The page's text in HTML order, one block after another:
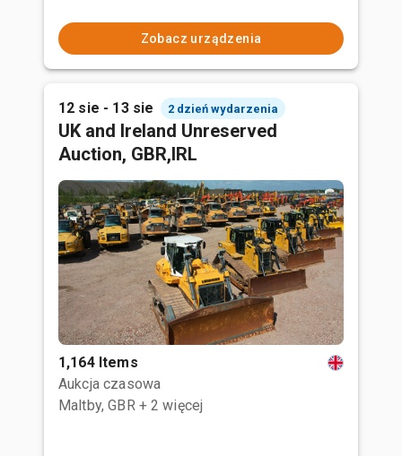
Zobacz urządzenia
12 sie - 13 sie 2 dzień wydarzenia
UK and Ireland Unreserved
Auction, GBR,IRL
1,164 Items
Aukcja czasowa
Maltby, GBR + 2 więcej